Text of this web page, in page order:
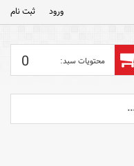
ورود ثبت‌ نام
0